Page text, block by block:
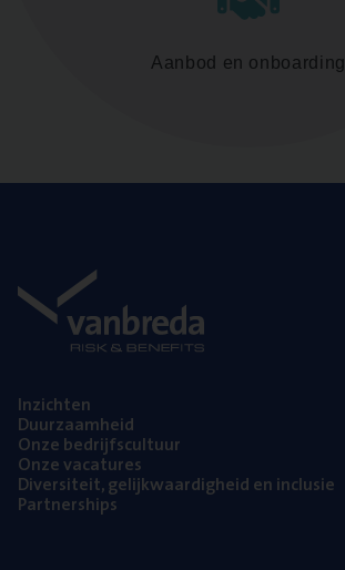
Aanbod en onboarding
Inzich­ten
Duur­zaam­heid
Onze bedrijfs­cul­tuur
Onze vaca­tu­res
Diver­si­teit, gelijk­waar­dig­heid en inclusie
Part­ner­ships